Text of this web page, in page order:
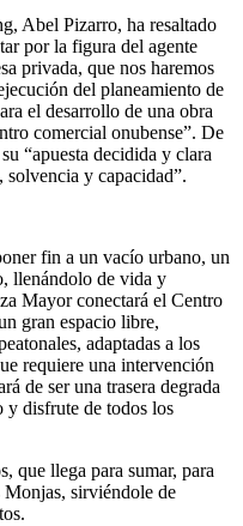
Abel Pizarro, ha resaltado
por la figura del agente
privada, que nos haremos
del planeamiento de
el desarrollo de una obra
comercial onubense”. De
“apuesta decidida y clara
y capacidad”.
fin a un vacío urbano, un
llenándolo de vida y
Mayor conectará el Centro
gran espacio libre,
adaptadas a los
requiere una intervención
de ser una trasera degrada
y disfrute de todos los
que llega para sumar, para
Monjas, sirviéndole de